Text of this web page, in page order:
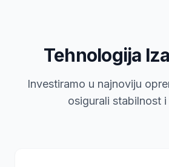
Tehnologija
Investiramo u najnoviju
osigurali stabilnost i